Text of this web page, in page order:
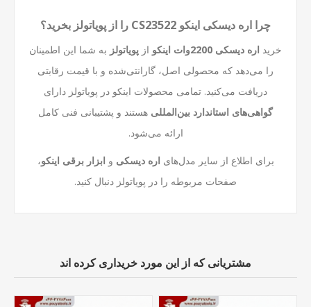
چرا اره دیسکی اینکو CS23522 را از پویاتولز بخرید؟
خرید اره دیسکی 2200وات اینکو از پویاتولز به شما این اطمینان
را می‌دهد که محصولی اصل، گارانتی‌شده و با قیمت رقابتی
دریافت می‌کنید. تمامی محصولات اینکو در پویاتولز دارای
گواهی‌های استاندارد بین‌المللی هستند و پشتیبانی فنی کامل
ارائه می‌شود.
برای اطلاع از سایر مدل‌های اره دیسکی و ابزار برقی اینکو،
صفحات مربوطه را در پویاتولز دنبال کنید.
مشتریانی که از این مورد خریداری کرده اند